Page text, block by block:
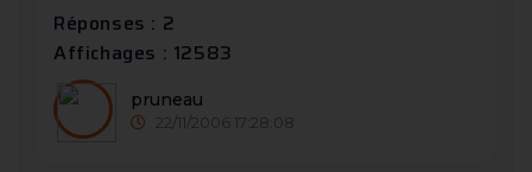
Réponses : 2
Affichages : 12583
pruneau
22/11/2006 17:28:08